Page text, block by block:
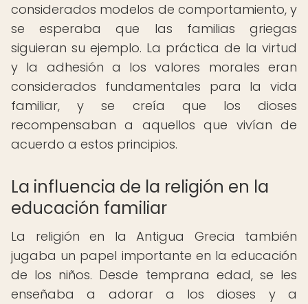
considerados modelos de comportamiento, y
se esperaba que las familias griegas
siguieran su ejemplo. La práctica de la virtud
y la adhesión a los valores morales eran
considerados fundamentales para la vida
familiar, y se creía que los dioses
recompensaban a aquellos que vivían de
acuerdo a estos principios.
La influencia de la religión en la
educación familiar
La religión en la Antigua Grecia también
jugaba un papel importante en la educación
de los niños. Desde temprana edad, se les
enseñaba a adorar a los dioses y a